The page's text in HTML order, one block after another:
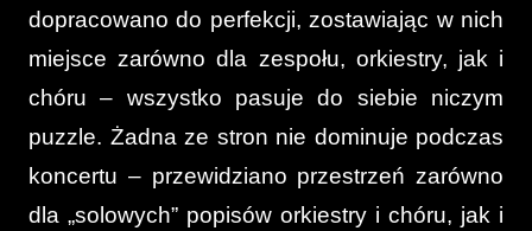
dopracowano do perfekcji, zostawiając w nich
miejsce zarówno dla zespołu, orkiestry, jak i
chóru – wszystko pasuje do siebie niczym
puzzle. Żadna ze stron nie dominuje podczas
koncertu – przewidziano przestrzeń zarówno
dla „solowych” popisów orkiestry i chóru, jak i